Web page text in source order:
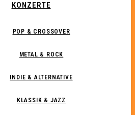
KONZERTE
POP & CROSSOVER
METAL & ROCK
INDIE & ALTERNATIVE
KLASSIK & JAZZ